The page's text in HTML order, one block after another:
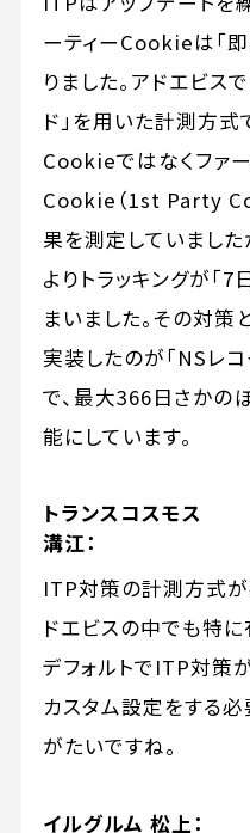
ーティーCookieは「
りました。アドエビス
ド」を用いた計測方式
Cookieではなくファ
Cookie（1st Party
果を測定していまし
よりトラッキングが「
まいました。その対策
実装したのが「NSレ
で、最大366日さかの
能にしています。
トランスコスモス
溝江：
ITP対策の計測方式が
ドエビスの中でも特
デフォルトでITP対策
カスタム設定をする
がたいですね。
イルグルム 松上：